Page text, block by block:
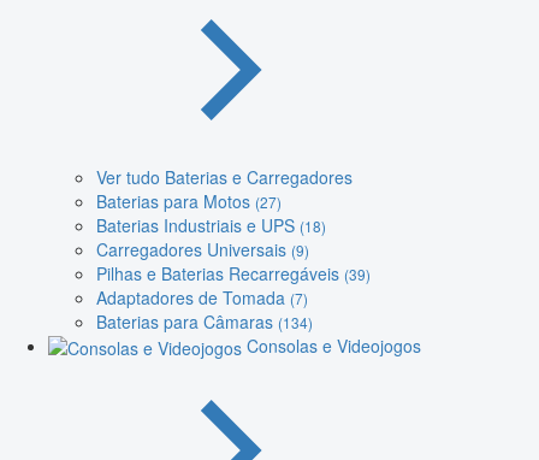
Ver tudo Baterias e Carregadores
Baterias para Motos (27)
Baterias Industriais e UPS (18)
Carregadores Universais (9)
Pilhas e Baterias Recarregáveis (39)
Adaptadores de Tomada (7)
Baterias para Câmaras (134)
Consolas e Videojogos